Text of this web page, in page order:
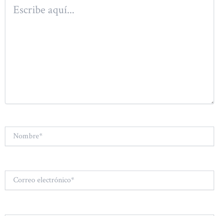
Escribe
aquí...
Nombre*
Correo
electrónico*